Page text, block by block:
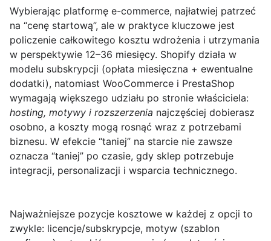
Wybierając platformę e-commerce, najłatwiej patrzeć
na “cenę startową”, ale w praktyce kluczowe jest
policzenie całkowitego kosztu wdrożenia i utrzymania
w perspektywie 12–36 miesięcy. Shopify działa w
modelu subskrypcji (opłata miesięczna + ewentualne
dodatki), natomiast WooCommerce i PrestaShop
wymagają większego udziału po stronie właściciela:
hosting, motywy i rozszerzenia najczęściej dobierasz
osobno, a koszty mogą rosnąć wraz z potrzebami
biznesu. W efekcie “taniej” na starcie nie zawsze
oznacza “taniej” po czasie, gdy sklep potrzebuje
integracji, personalizacji i wsparcia technicznego.
Najważniejsze pozycje kosztowe w każdej z opcji to
zwykle: licencje/subskrypcje, motyw (szablon